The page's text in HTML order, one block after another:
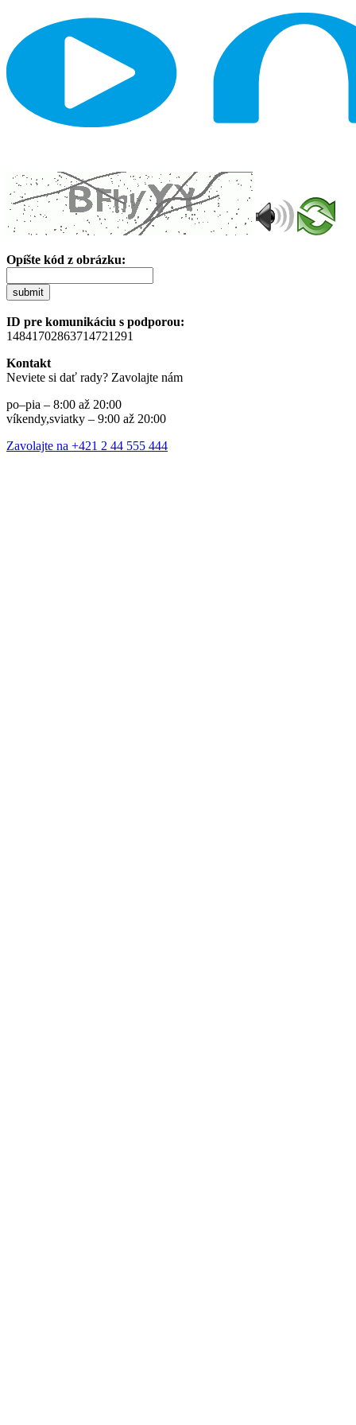
Opíšte kód z obrázku:
submit
ID pre komunikáciu s podporou:
14841702863714721291
Kontakt
Neviete si dať rady? Zavolajte nám
po–pia – 8:00 až 20:00
víkendy,sviatky – 9:00 až 20:00
Zavolajte na +421 2 44 555 444